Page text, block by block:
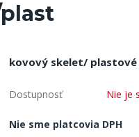
kovový skelet/ plastové
Dostupnosť Nie je
Nie sme platcovia DPH